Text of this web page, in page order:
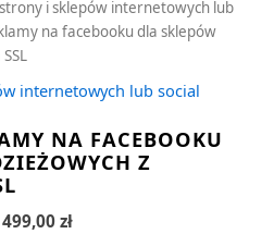
i sklepów internetowych lub
na facebooku dla sklepów
internetowych lub social
NA FACEBOOKU
Z
zł